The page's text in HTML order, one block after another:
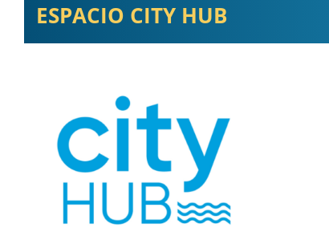
ESPACIO CITY HUB